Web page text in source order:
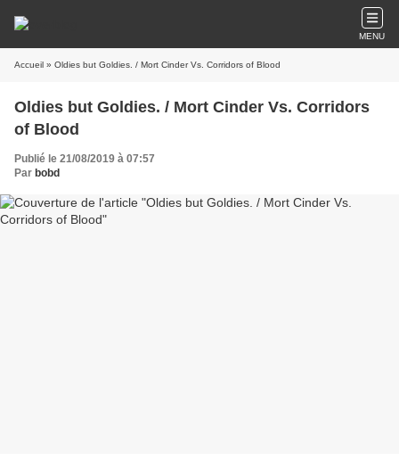
MENU
Accueil » Oldies but Goldies. / Mort Cinder Vs. Corridors of Blood
Oldies but Goldies. / Mort Cinder Vs. Corridors
of Blood
Publié le 21/08/2019 à 07:57
Par bobd